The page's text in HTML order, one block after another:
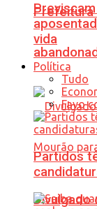
Prefeitura
Divulgado
vida
Política
Tudo
Favo
Partidos